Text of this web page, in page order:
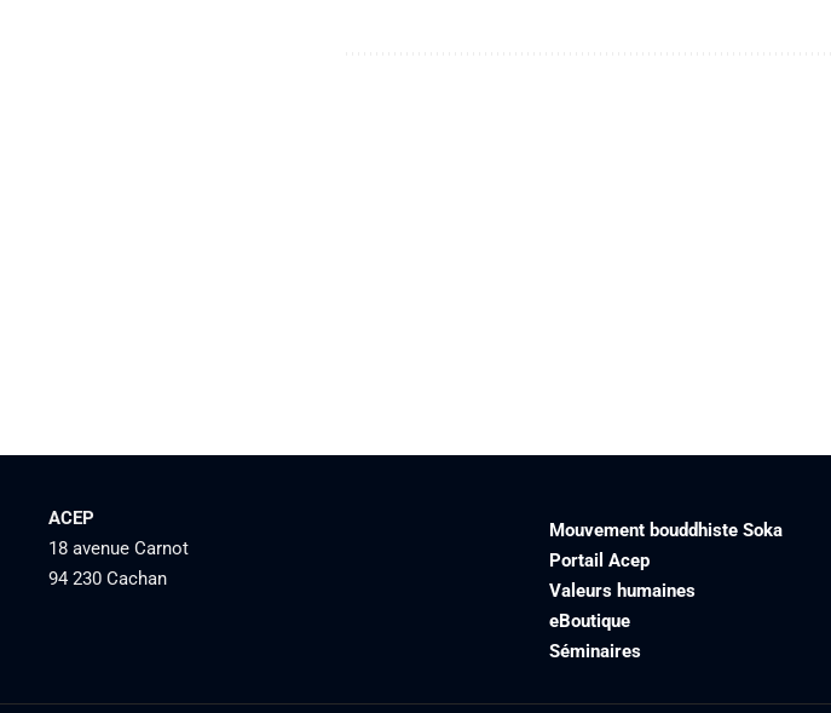
ACEP
18 avenue Carnot
94 230 Cachan
Mouvement bouddhiste Soka
Portail Acep
Valeurs humaines
eBoutique
Séminaires